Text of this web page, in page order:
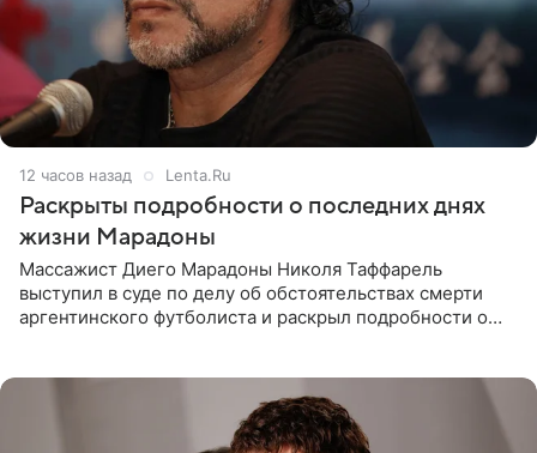
12 часов назад Lenta.Ru
Раскрыты подробности о последних днях
жизни Марадоны
Массажист Диего Марадоны Николя Таффарель
выступил в суде по делу об обстоятельствах смерти
аргентинского футболиста и раскрыл подробности о